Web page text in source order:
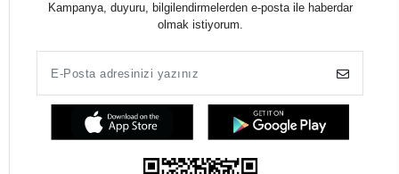
Kampanya, duyuru, bilgilendirmelerden e-posta ile haberdar
olmak istiyorum.